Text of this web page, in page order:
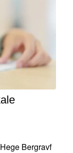
Bergravf